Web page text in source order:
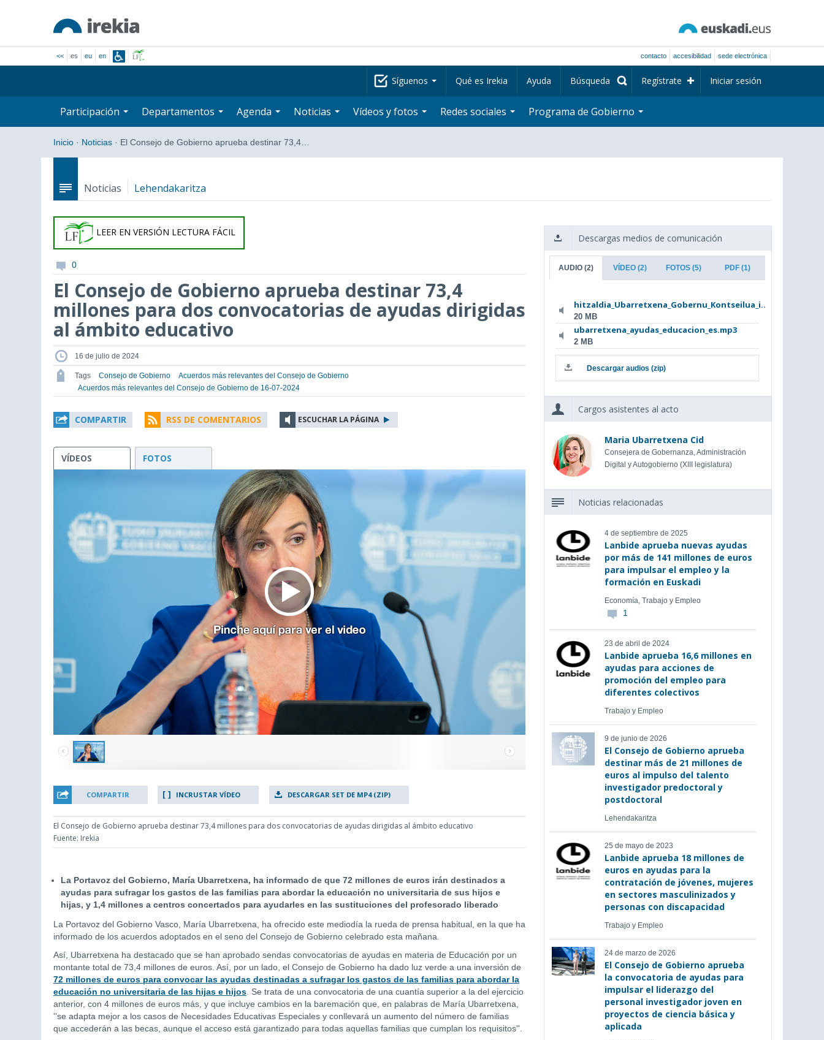
<< es eu en contacto accesibilidad sede electrónica
Síguenos Qué es Irekia Ayuda Búsqueda Regístrate Iniciar sesión
Participación Departamentos Agenda Noticias Vídeos y fotos Redes sociales Programa de Gobierno
Inicio · Noticias · El Consejo de Gobierno aprueba destinar 73,4…
Noticias Lehendakaritza
LEER EN VERSIÓN LECTURA FÁCIL
0
El Consejo de Gobierno aprueba destinar 73,4
millones para dos convocatorias de ayudas dirigidas
al ámbito educativo
16 de julio de 2024
Tags Consejo de Gobierno
Acuerdos más relevantes del Consejo de Gobierno
Acuerdos más relevantes del Consejo de Gobierno de 16-07-2024
COMPARTIR RSS DE COMENTARIOS ESCUCHAR LA PÁGINA
VÍDEOS FOTOS
COMPARTIR INCRUSTAR VÍDEO DESCARGAR SET DE MP4 (ZIP)
El Consejo de Gobierno aprueba destinar 73,4 millones para dos convocatorias de ayudas dirigidas al ámbito educativo
Fuente: Irekia
La Portavoz del Gobierno, María Ubarretxena, ha informado de que 72 millones de euros irán destinados a
ayudas para sufragar los gastos de las familias para abordar la educación no universitaria de sus hijos e
hijas, y 1,4 millones a centros concertados para ayudarles en las sustituciones del profesorado liberado
La Portavoz del Gobierno Vasco, María Ubarretxena, ha ofrecido este mediodía la rueda de prensa habitual, en la que ha
informado de los acuerdos adoptados en el seno del Consejo de Gobierno celebrado esta mañana.
Así, Ubarretxena ha destacado que se han aprobado sendas convocatorias de ayudas en materia de Educación por un
montante total de 73,4 millones de euros. Así, por un lado, el Consejo de Gobierno ha dado luz verde a una inversión de
72 millones de euros para convocar las ayudas destinadas a sufragar los gastos de las familias para abordar la
educación no universitaria de las hijas e hijos . Se trata de una convocatoria de una cuantía superior a la del ejercicio
anterior, con 4 millones de euros más, y que incluye cambios en la baremación que, en palabras de María Ubarretxena,
''se adapta mejor a los casos de Necesidades Educativas Especiales y conllevará un aumento del número de familias
que accederán a las becas, aunque el acceso está garantizado para todas aquellas familias que cumplan los requisitos''.
Descargas medios de comunicación
AUDIO(2) VÍDEO(2) FOTOS (5) PDF (1)
hitzaldia_Ubarretxena_Gobernu_Kontseilua_i...
20 MB
ubarretxena_ayudas_educacion_es.mp3
2 MB
Descargar audios (zip)
Cargos asistentes al acto
Maria Ubarretxena Cid
Consejera de Gobernanza, Administración
Digital y Autogobierno (XIII legislatura)
Noticias relacionadas
4 de septiembre de 2025
Lanbide aprueba nuevas ayudas
por más de 141 millones de euros
para impulsar el empleo y la
formación en Euskadi
Economía, Trabajo y Empleo
1
23 de abril de 2024
Lanbide aprueba 16,6 millones en
ayudas para acciones de
promoción del empleo para
diferentes colectivos
Trabajo y Empleo
9 de junio de 2026
El Consejo de Gobierno aprueba
destinar más de 21 millones de
euros al impulso del talento
investigador predoctoral y
postdoctoral
Lehendakaritza
25 de mayo de 2023
Lanbide aprueba 18 millones de
euros en ayudas para la
contratación de jóvenes, mujeres
en sectores masculinizados y
personas con discapacidad
Trabajo y Empleo
24 de marzo de 2026
El Consejo de Gobierno aprueba
la convocatoria de ayudas para
impulsar el liderazgo del
personal investigador joven en
proyectos de ciencia básica y
aplicada